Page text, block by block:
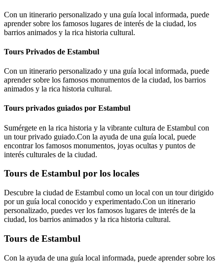
Con un itinerario personalizado y una guía local informada, puede
aprender sobre los famosos lugares de interés de la ciudad, los
barrios animados y la rica historia cultural.
Tours Privados de Estambul
Con un itinerario personalizado y una guía local informada, puede
aprender sobre los famosos monumentos de la ciudad, los barrios
animados y la rica historia cultural.
Tours privados guiados por Estambul
Sumérgete en la rica historia y la vibrante cultura de Estambul con
un tour privado guiado.Con la ayuda de una guía local, puede
encontrar los famosos monumentos, joyas ocultas y puntos de
interés culturales de la ciudad.
Tours de Estambul por los locales
Descubre la ciudad de Estambul como un local con un tour dirigido
por un guía local conocido y experimentado.Con un itinerario
personalizado, puedes ver los famosos lugares de interés de la
ciudad, los barrios animados y la rica historia cultural.
Tours de Estambul
Con la ayuda de una guía local informada, puede aprender sobre los